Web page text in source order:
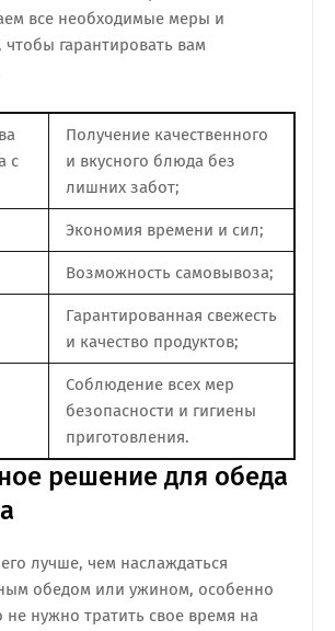
все необходимые меры и
гарантировать вам
с
Получение качественного
и вкусного блюда без
лишних забот;
Экономия времени и сил;
Возможность самовывоза;
Гарантированная свежесть
и качество продуктов;
Соблюдение всех мер
безопасности и гигиены
приготовления.
решение для обеда
лучше, чем наслаждаться
обедом или ужином, особенно
не нужно тратить свое время на